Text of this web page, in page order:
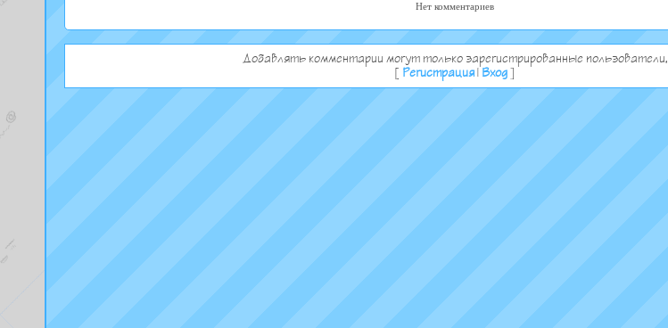
Нет комментариев
Добавлять комментарии могут только зарегистрированные пользователи.
Регистрация| Вход